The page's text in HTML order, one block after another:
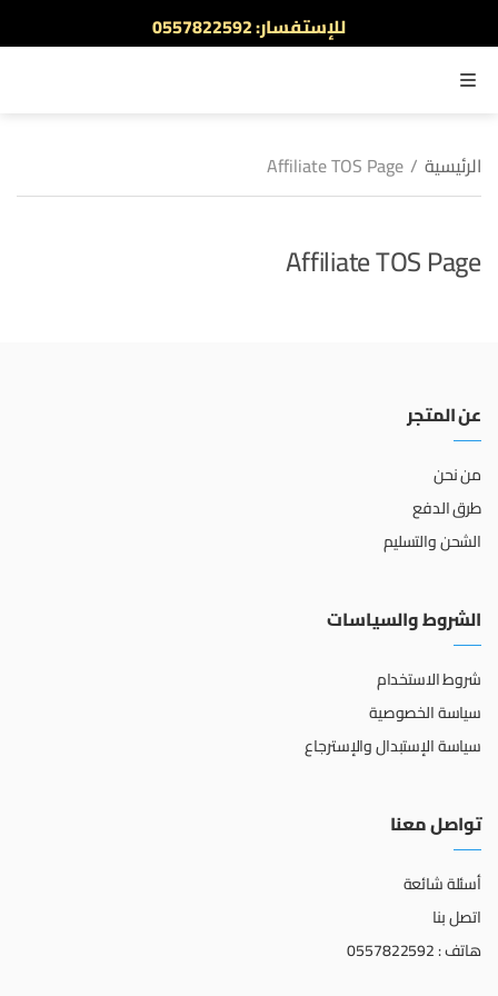
للإستفسار: 0557822592
القائمة
الرئيسية /
Affiliate TOS Page
Affiliate TOS Page
عن المتجر
من نحن
طرق الدفع
الشحن والتسليم
الشروط والسياسات
شروط الاستخدام
سياسة الخصوصية
سياسة الإستبدال والإسترجاع
تواصل معنا
أسئلة شائعة
اتصل بنا
هاتف : 0557822592